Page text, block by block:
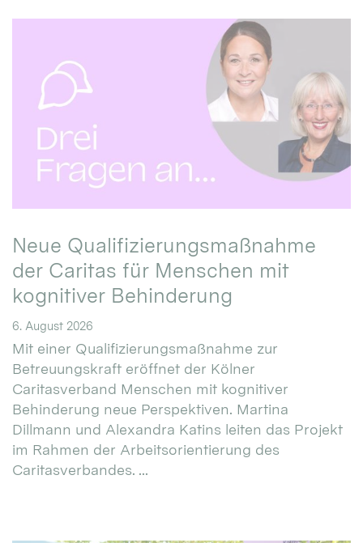
Neue Qualifizierungsmaßnahme
der Caritas für Menschen mit
kognitiver Behinderung
6. August 2026
Mit einer Qualifizierungsmaßnahme zur
Betreuungskraft eröffnet der Kölner
Caritasverband Menschen mit kognitiver
Behinderung neue Perspektiven. Martina
Dillmann und Alexandra Katins leiten das Projekt
im Rahmen der Arbeitsorientierung des
Caritasverbandes. ...